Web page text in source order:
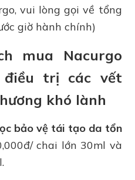
vui lòng gọi về tổng
giờ hành chính)
mua Nacurgo
điều trị các vết
khó lành
bảo vệ tái tạo da tổn
chai lớn 30ml và